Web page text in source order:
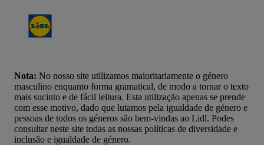
Nota: No nosso site utilizamos maioritariamente o género
masculino enquanto forma gramatical, de modo a tornar o texto
mais sucinto e de fácil leitura. Esta utilização apenas se prende
com esse motivo, dado que lutamos pela igualdade de género e
pessoas de todos os géneros são bem-vindas ao Lidl. Podes
consultar neste site todas as nossas políticas de diversidade e
inclusão e igualdade de género.